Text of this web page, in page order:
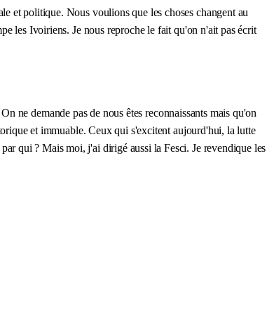
et politique. Nous voulions que les choses changent au
les Ivoiriens. Je nous reproche le fait qu'on n'ait pas écrit
ne demande pas de nous êtes reconnaissants mais qu'on
et immuable. Ceux qui s'excitent aujourd'hui, la lutte
qui ? Mais moi, j'ai dirigé aussi la Fesci. Je revendique les